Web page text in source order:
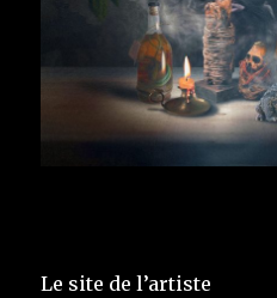
Le site de l’artiste